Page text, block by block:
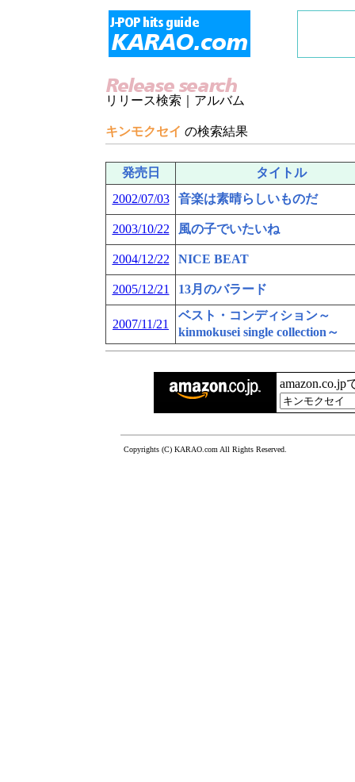
リリース検索｜アルバム
キンモクセイ の検索結果
発売日
タイトル
2002/07/03
音楽は素晴らしいものだ
2003/10/22 風の子でいたいね
2004/12/22 NICE BEAT
2005/12/21 13月のバラード
2007/11/21
ベスト・コンディション～
kinmokusei single collection～
amazon.co.jp
Copyrights (C) KARAO.com All Rights Reserved.